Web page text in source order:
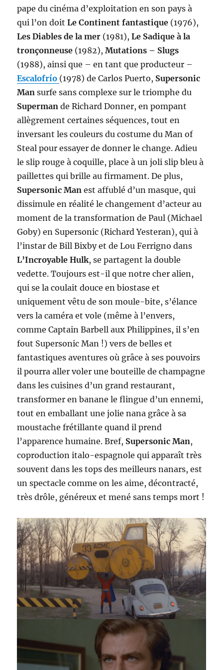
pape du cinéma d’exploitation en son pays à
qui l’on doitLe Continent fantastique (1976),
Les Diables de la mer (1981),Le Sadique à la
tronçonneuse (1982),Mutations – Slugs
(1988), ainsi que – en tant que producteur –
Escalofrío (1978) de Carlos Puerto, Supersonic
Man surfe sans complexe sur le triomphe du
Superman de Richard Donner, en pompant
allègrement certaines séquences, tout en
inversant les couleurs du costume du Man of
Steal pour essayer de donner le change. Adieu
le slip rouge à coquille, place à un joli slip bleu à
paillettes qui brille au firmament. De plus,
Supersonic Manest affublé d’un masque, qui
dissimule en réalité le changement d’acteur au
moment de la transformation de Paul (Michael
Goby) en Supersonic (Richard Yesteran), qui à
l’instar de Bill Bixby et de Lou Ferrigno dans
L’Incroyable Hulk, se partagent la double
vedette. Toujours est-il que notre cher alien,
qui se la coulait douce en biostase et
uniquement vêtu de son moule-bite, s’élance
vers la caméra et vole (même à l’envers,
comme Captain Barbell aux Philippines, il s’en
fout Supersonic Man !) vers de belles et
fantastiques aventures où grâce à ses pouvoirs
il pourra aller voler une bouteille de champagne
dans les cuisines d’un grand restaurant,
transformer en banane le flingue d’un ennemi,
tout en emballant une jolie nana grâce à sa
moustache frétillante quand il prend
l’apparence humaine. Bref, Supersonic Man,
coproduction italo-espagnole qui apparaît très
souvent dans les tops des meilleurs nanars, est
un spectacle comme on les aime, décontracté,
très drôle, généreux et mené sans temps mort !